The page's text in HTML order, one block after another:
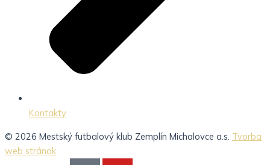
Kontakty
© 2026 Mestský futbalový klub Zemplín Michalovce a.s. Tvorba
web stránok